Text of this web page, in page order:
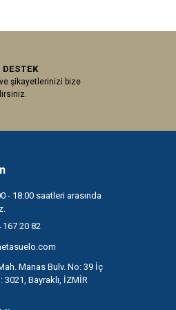
DESTEK
şikayetlerinizi bize
- 18:00 saatleri arasında
167 20 82
Manas Bulv. No: 39 İç
3021, Bayraklı, İZMİR